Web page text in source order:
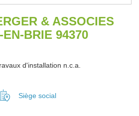
& ASSOCIES
EN-BRIE 94370
d'installation n.c.a.
Siège social